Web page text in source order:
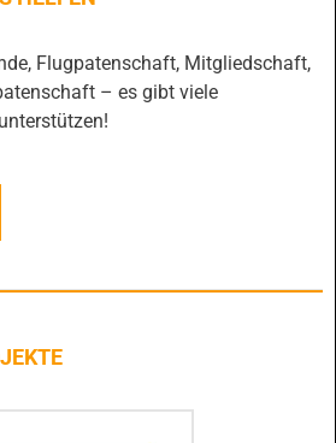
Flugpatenschaft, Mitgliedschaft,
– es gibt viele